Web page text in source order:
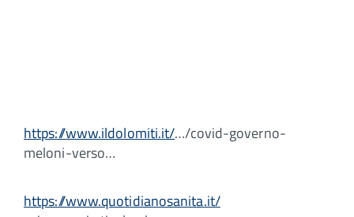
https://www.ildolomiti.it/…/covid-governo-
meloni-verso…
https://www.quotidianosanita.it/